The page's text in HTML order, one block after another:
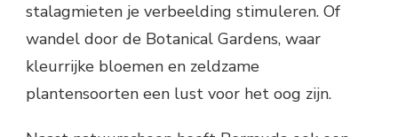
stalagmieten je verbeelding stimuleren. Of
wandel door de Botanical Gardens, waar
kleurrijke bloemen en zeldzame
plantensoorten een lust voor het oog zijn.